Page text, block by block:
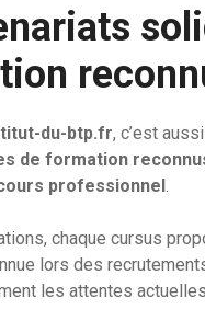
du-btp.fr, c’est
de formation
professionnel
chaque cursus
lors des
les attentes actuelles